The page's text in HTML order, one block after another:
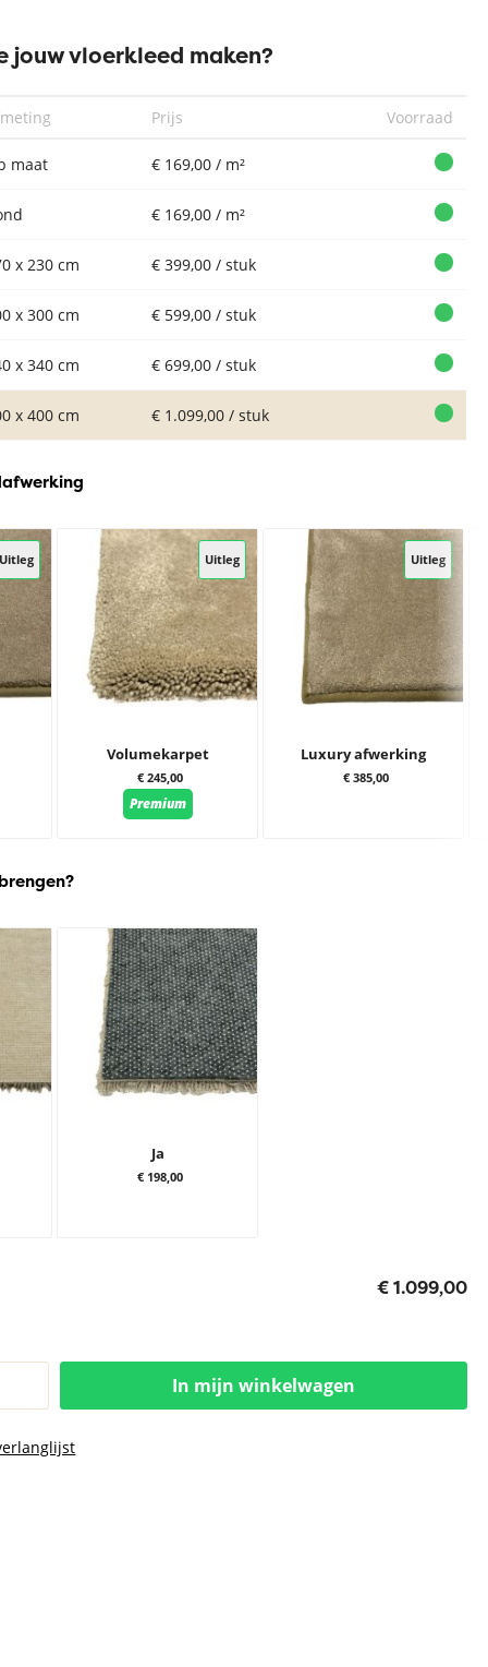
jouw vloerkleed maken?
Prijs Voorraad
maat € 169,00 / m²
€ 169,00 / m²
x 230 cm € 399,00 / stuk
x 300 cm € 599,00 / stuk
x 340 cm € 699,00 / stuk
x 400 cm € 1.099,00 / stuk
Uitleg Uitleg
Volumekarpet
€ 245,00
Premium
Uitleg
Luxury afwerking
€ 385,00
Ja
€ 198,00
€ 1.099,00
In mijn winkelwagen